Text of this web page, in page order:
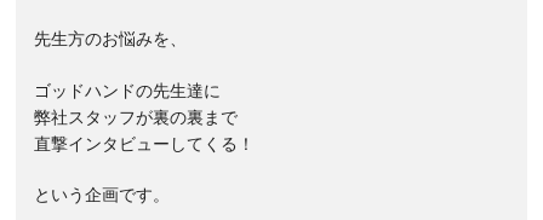
先生方のお悩みを、
ゴッドハンドの先生達に
弊社スタッフが裏の裏まで
直撃インタビューしてくる！
という企画です。